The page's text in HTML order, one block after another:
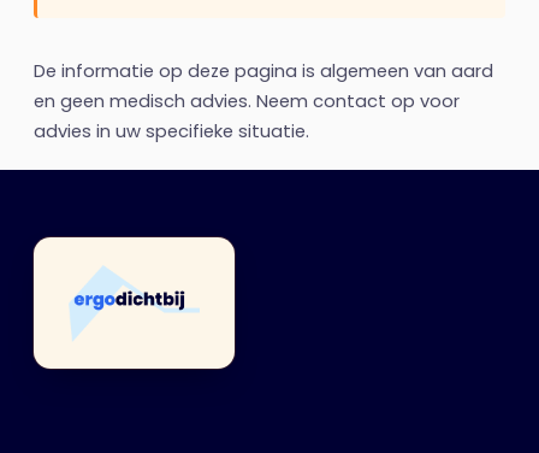
De informatie op deze pagina is algemeen van aard
en geen medisch advies. Neem contact op voor
advies in uw specifieke situatie.